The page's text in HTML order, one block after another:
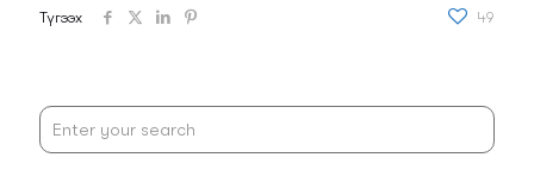
Түгээх 49